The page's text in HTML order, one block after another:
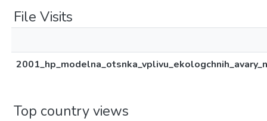
File Visits
Top country views